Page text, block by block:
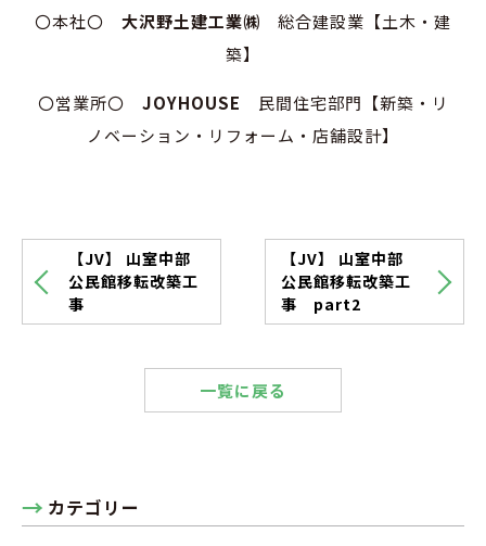
〇本社〇 大沢野土建工業㈱ 総合建設業【土木・建
築】
〇営業所〇 JOYHOUSE 民間住宅部門【新築・リ
ノベーション・リフォーム・店舗設計】
【JV】 山室中部
公民館移転改築工
事
【JV】 山室中部
公民館移転改築工
事 part2
一覧に戻る
カテゴリー